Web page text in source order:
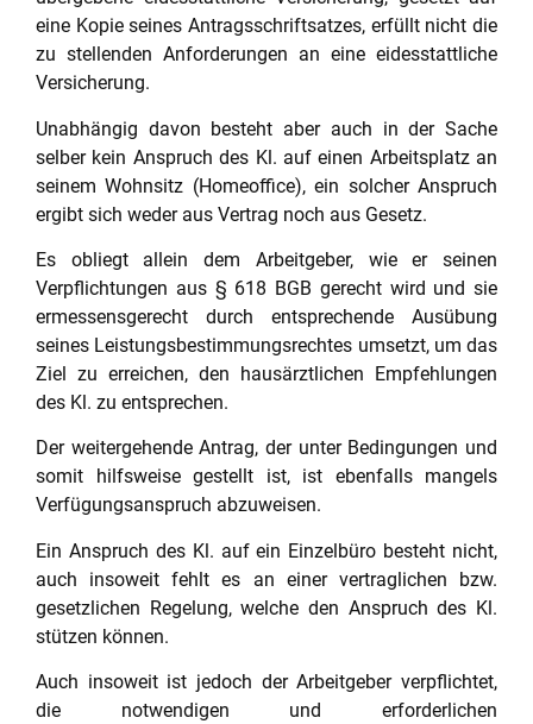
eine Kopie seines Antragsschriftsatzes, erfüllt nicht die
zu stellenden Anforderungen an eine eidesstattliche
Versicherung.
Unabhängig davon besteht aber auch in der Sache
selber kein Anspruch des Kl. auf einen Arbeitsplatz an
seinem Wohnsitz (Homeoffice), ein solcher Anspruch
ergibt sich weder aus Vertrag noch aus Gesetz.
Es obliegt allein dem Arbeitgeber, wie er seinen
Verpflichtungen aus § 618 BGB gerecht wird und sie
ermessensgerecht durch entsprechende Ausübung
seines Leistungsbestimmungsrechtes umsetzt, um das
Ziel zu erreichen, den hausärztlichen Empfehlungen
des Kl. zu entsprechen.
Der weitergehende Antrag, der unter Bedingungen und
somit hilfsweise gestellt ist, ist ebenfalls mangels
Verfügungsanspruch abzuweisen.
Ein Anspruch des Kl. auf ein Einzelbüro besteht nicht,
auch insoweit fehlt es an einer vertraglichen bzw.
gesetzlichen Regelung, welche den Anspruch des Kl.
stützen können.
Auch insoweit ist jedoch der Arbeitgeber verpflichtet,
die notwendigen und erforderlichen